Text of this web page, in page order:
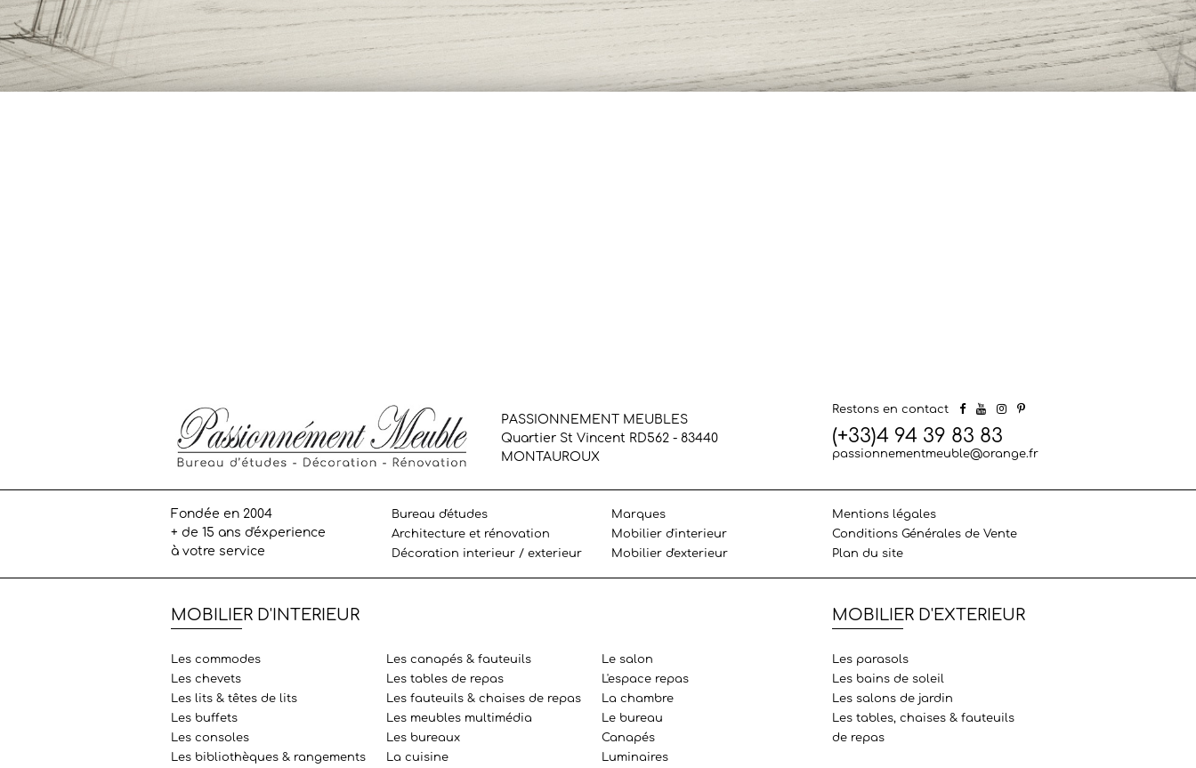
PASSIONNEMENT MEUBLES
Quartier St Vincent RD562 - 83440
MONTAUROUX
Restons en contact
(+33)4 94 39 83 83
passionnementmeuble@orange.fr
Fondée en 2004
+ de 15 ans d'éxperience
à votre service
Bureau d'études
Architecture et rénovation
Décoration interieur / exterieur
Marques
Mobilier d'interieur
Mobilier d'exterieur
Mentions légales
Conditions Générales de Vente
Plan du site
MOBILIER D'INTERIEUR
Les commodes
Les chevets
Les lits & têtes de lits
Les buffets
Les consoles
Les bibliothèques & rangements
Les canapés & fauteuils
Les tables de repas
Les fauteuils & chaises de repas
Les meubles multimédia
Les bureaux
La cuisine
Le salon
L'espace repas
La chambre
Le bureau
Canapés
Luminaires
MOBILIER D'EXTERIEUR
Les parasols
Les bains de soleil
Les salons de jardin
Les tables, chaises & fauteuils
de repas